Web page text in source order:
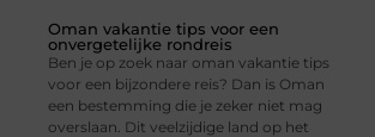
Oman vakantie tips voor een
onvergetelijke rondreis
Ben je op zoek naar oman vakantie tips
voor een bijzondere reis? Dan is Oman
een bestemming die je zeker niet mag
overslaan. Dit veelzijdige land op het